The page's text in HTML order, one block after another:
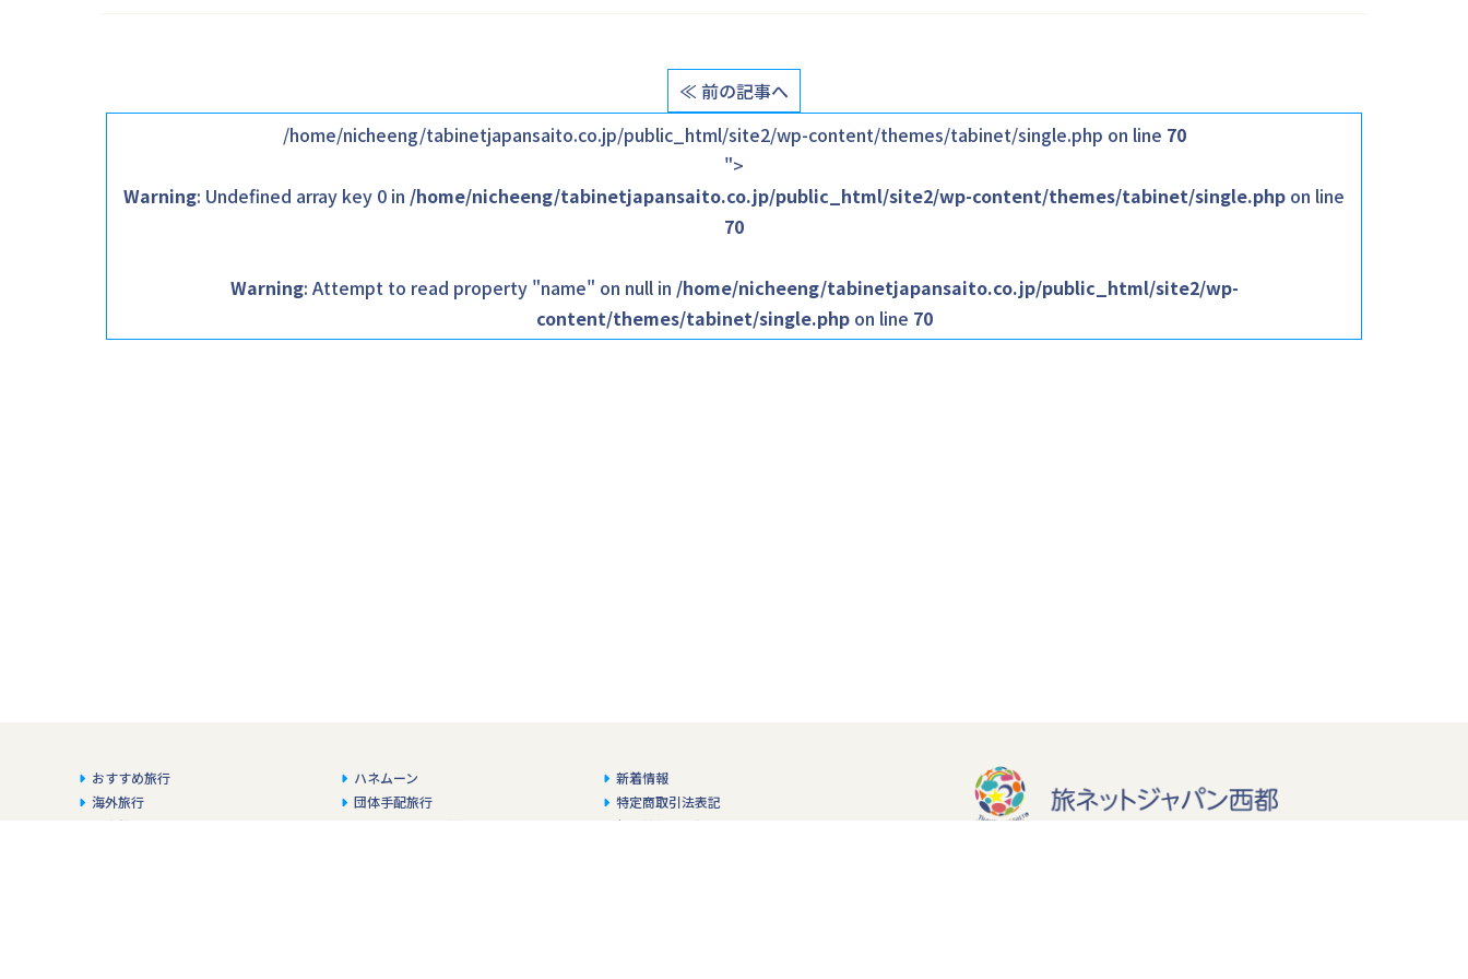
≪ 前の記事へ
/home/nicheeng/tabinetjapansaito.co.jp/public_html/site2/wp-content/themes/tabinet/single.php on line 70
">
Warning: Undefined array key 0 in /home/nicheeng/tabinetjapansaito.co.jp/public_html/site2/wp-content/themes/tabinet/single.php on line
70
Warning: Attempt to read property "name" on null in /home/nicheeng/tabinetjapansaito.co.jp/public_html/site2/wp-
content/themes/tabinet/single.phpon line 70
おすすめ旅行
海外旅行
国内旅行
ハネムーン
団体手配旅行
ハイヤー・バス貸切
新着情報
特定商取引法表記
個人情報の取扱い